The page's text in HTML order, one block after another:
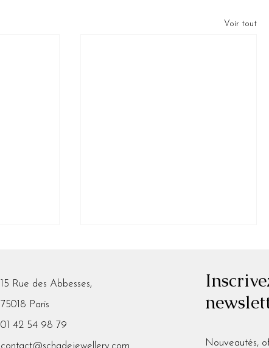
Voir tout
Une année qui prend forme
15 Rue des Abbesses,
75018 Paris
01 42 54 98 79